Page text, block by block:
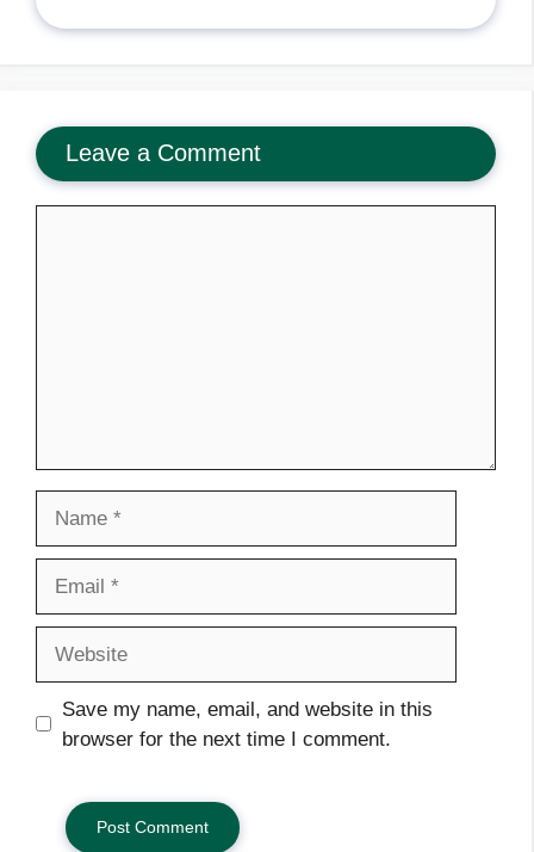
Leave a Comment
Save my name, email, and website in this
browser for the next time I comment.